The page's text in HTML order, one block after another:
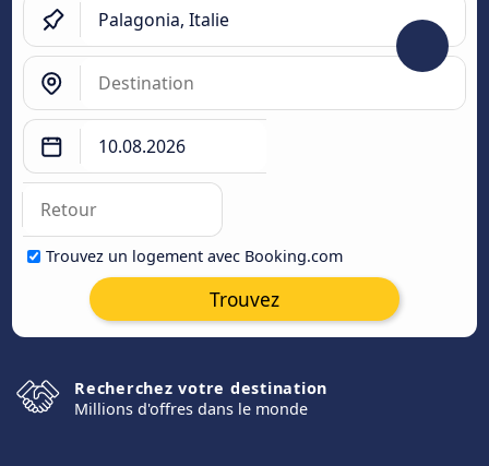
Trouvez un logement avec Booking.com
Trouvez
Recherchez votre destination
Millions d'offres dans le monde